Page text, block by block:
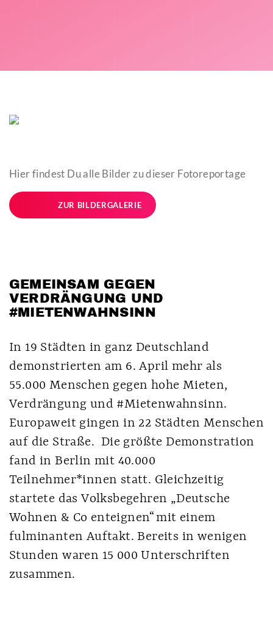
Hier findest Du alle Bilder zu dieser Fotoreportage
ZUR BILDERGALERIE
GEMEINSAM GEGEN
VERDRÄNGUNG UND
#MIETENWAHNSINN
In 19 Städten in ganz Deutschland
demonstrierten am 6. April mehr als
55.000 Menschen gegen hohe Mieten,
Verdrängung und #Mietenwahnsinn.
Europaweit gingen in 22 Städten Menschen
auf die Straße. Die größte Demonstration
fand in Berlin mit 40.000
Teilnehmer*innen statt. Gleichzeitig
startete das Volksbegehren „Deutsche
Wohnen & Co enteignen“ mit einem
fulminanten Auftakt. Bereits in wenigen
Stunden waren 15 000 Unterschriften
zusammen.